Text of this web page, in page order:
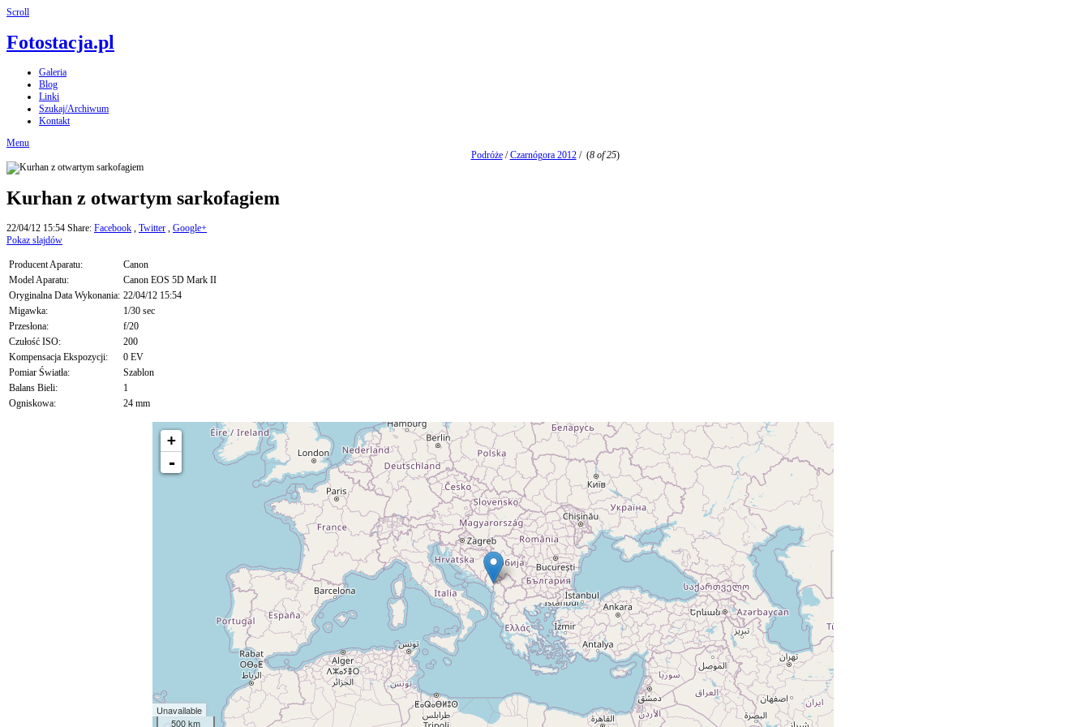
Scroll
Fotostacja.pl
Galeria
Blog
Linki
Szukaj/Archiwum
Kontakt
Menu
Podróże/Czarnógora 2012/ (8 of 25)
Kurhan z otwartym sarkofagiem
22/04/12 15:54 Share: Facebook , Twitter , Google+
Pokaz slajdów
Producent Aparatu:
Canon
Model Aparatu:
Canon EOS 5D Mark II
Oryginalna Data Wykonania: 22/04/12 15:54
Migawka:
1/30 sec
Przesłona:
f/20
Czułość ISO:
200
Kompensacja Ekspozycji:
0 EV
Pomiar Światła:
Szablon
Balans Bieli:
1
Ogniskowa:
24 mm
+
-
Unavailable
500 km